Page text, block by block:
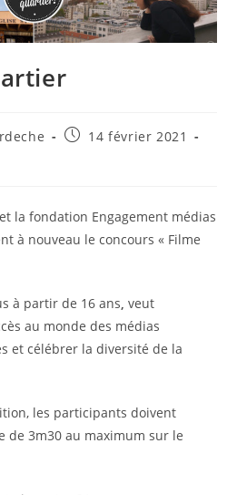
14 février 2021
la fondation Engagement médias
à nouveau le concours « Filme
à partir de 16 ans, veut
au monde des médias
et célébrer la diversité de la
les participants doivent
de 3m30 au maximum sur le